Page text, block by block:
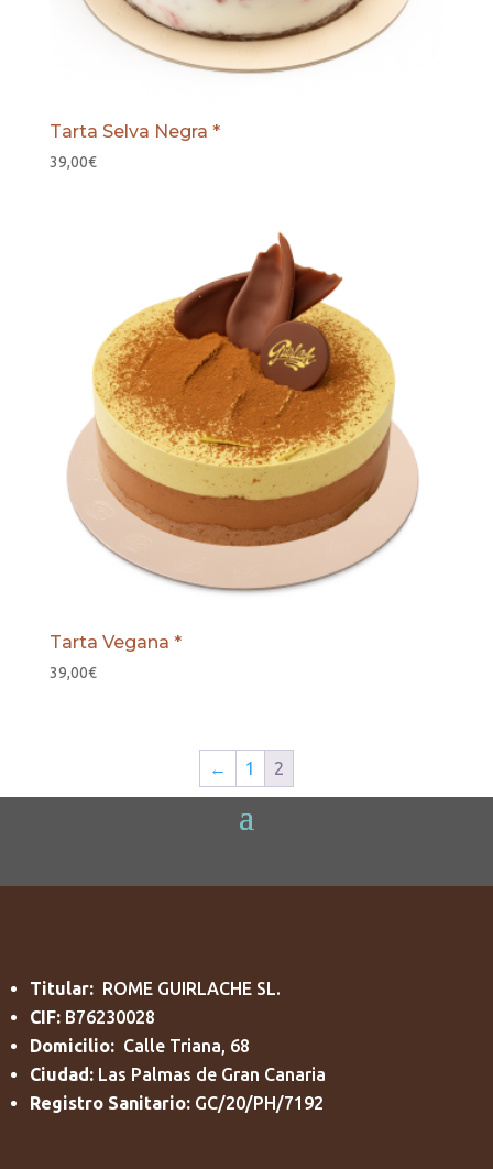
Tarta Selva Negra *
39,00€
Tarta Vegana *
39,00€
← 1 2
Titular: ROME GUIRLACHE SL.
CIF: B76230028
Domicilio: Calle Triana, 68
Ciudad: Las Palmas de Gran Canaria
Registro Sanitario: GC/20/PH/7192